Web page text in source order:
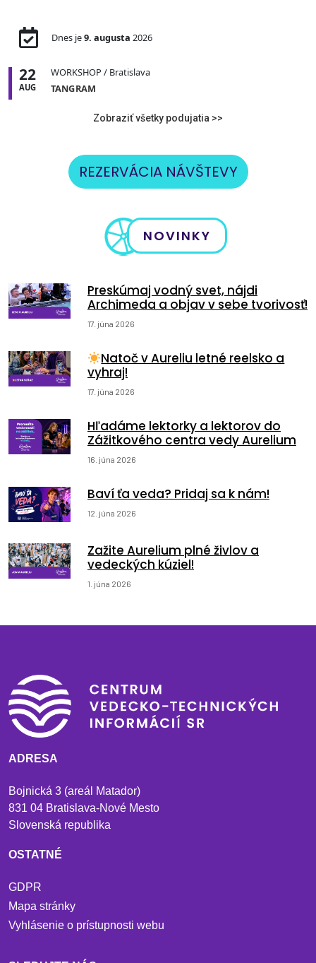
Dnes je9. augusta 2026
22
AUG
WORKSHOP / Bratislava
TANGRAM
Zobraziť všetky podujatia >>
REZERVÁCIA NÁVŠTEVY
NOVINKY
Preskúmaj vodný svet, nájdi
Archimeda a objav v sebe tvorivosť!
17. júna 2026
Natoč v Aureliu letné reelsko a
vyhraj!
17. júna 2026
Hľadáme lektorky a lektorov do
Zážitkového centra vedy Aurelium
16. júna 2026
Baví ťa veda? Pridaj sa k nám!
12. júna 2026
Zažite Aurelium plné živlov a
vedeckých kúziel!
1. júna 2026
ADRESA
Bojnická 3 (areál Matador)
831 04 Bratislava-Nové Mesto
Slovenská republika
OSTATNÉ
GDPR
Mapa stránky
Vyhlásenie o prístupnosti webu